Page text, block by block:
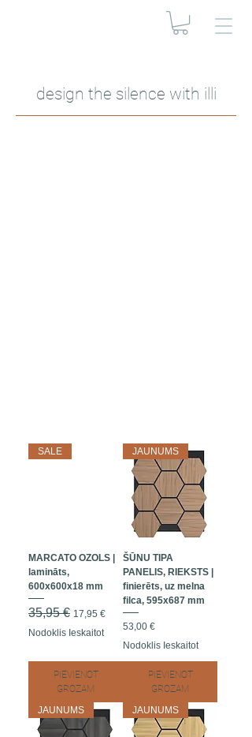
design the silence with illi
SALE
MARCATO OZOLS |
lamināts,
600x600x18 mm
Parastā cena
35,95 € Izpārdošanas cena
17,95 €
Nodoklis Ieskaitot
PIEVIENOT
GROZAM
JAUNUMS
ŠŪNU TIPA
PANELIS, RIEKSTS |
finierēts, uz melna
filca, 595x687 mm
Cena
53,00 €
Nodoklis Ieskaitot
PIEVIENOT
GROZAM
JAUNUMS
JAUNUMS